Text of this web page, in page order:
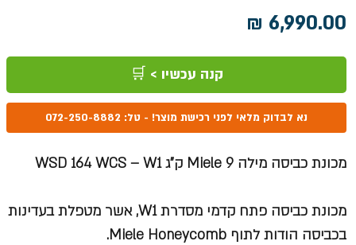
קנה עכשיו > 🛒
נא לבדוק מלאי לפני רכישת מוצר! - טל: 072-250-8882
מכונת כביסה מילה Miele 9 ק"ג WSD 164 WCS – W1
מכונת כביסה פתח קדמי מסדרת W1, אשר מטפלת בעדינות
בכביסה הודות לתוף Miele Honeycomb.